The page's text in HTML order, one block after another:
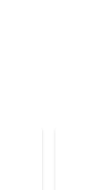
ao sachê e
Além disso,